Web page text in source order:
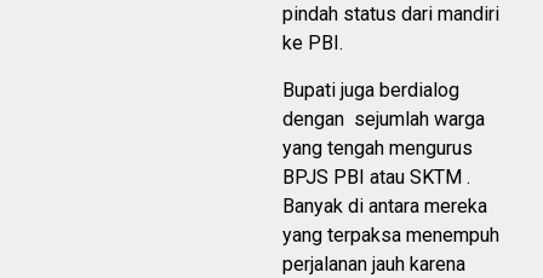
pindah status dari mandiri
ke PBI.
Bupati juga berdialog
dengan sejumlah warga
yang tengah mengurus
BPJS PBI atau SKTM .
Banyak di antara mereka
yang terpaksa menempuh
perjalanan jauh karena